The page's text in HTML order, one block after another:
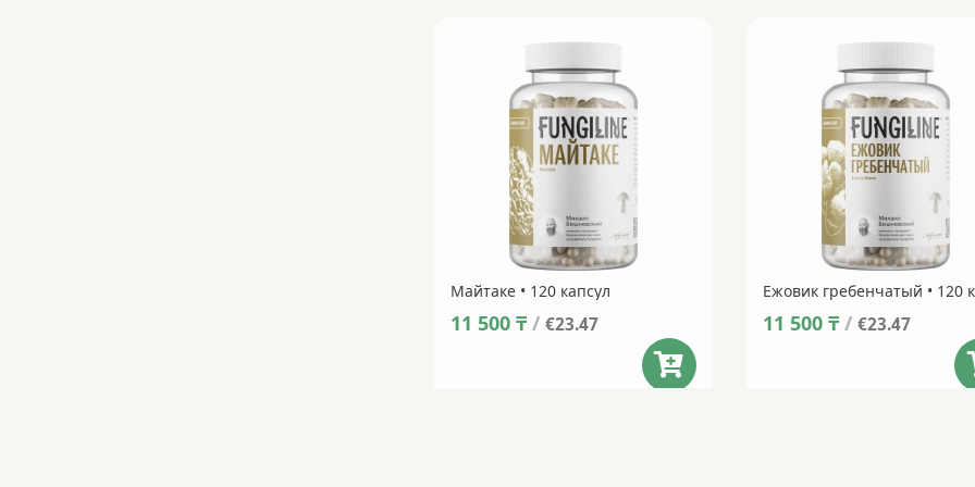
Майтаке • 120 капсул
11 500 ₸ / €23.47 11 500₸ / €23.47